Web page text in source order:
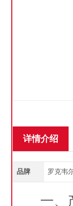
详情介绍
品牌 罗克韦
一、产